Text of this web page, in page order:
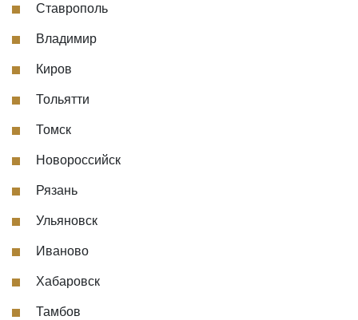
Ставрополь
Владимир
Киров
Тольятти
Томск
Новороссийск
Рязань
Ульяновск
Иваново
Хабаровск
Тамбов